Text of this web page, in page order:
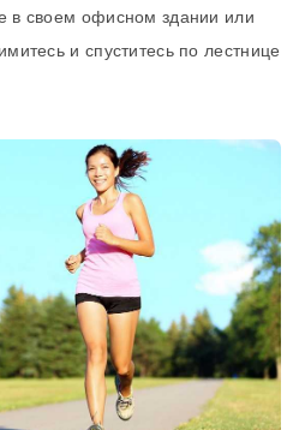
в своем офисном здании или
и спуститесь по лестнице